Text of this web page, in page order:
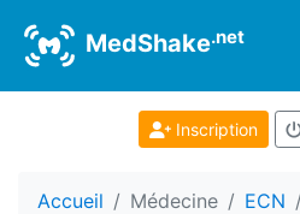
MedShake.net
Inscription
Accueil Médecine ECN